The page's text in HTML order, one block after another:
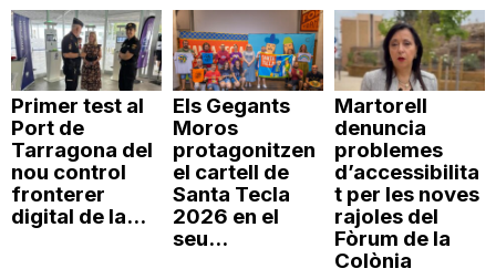
Primer test al
Port de
Tarragona del
nou control
fronterer
digital de la...
Els Gegants
Moros
protagonitzen
el cartell de
Santa Tecla
2026 en el
seu...
Martorell
denuncia
problemes
d’accessibilita
t per les noves
rajoles del
Fòrum de la
Colònia